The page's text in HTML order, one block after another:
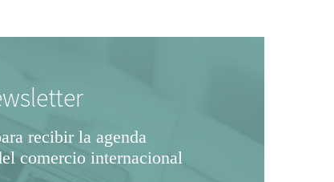
recibir la agenda
comercio internacional